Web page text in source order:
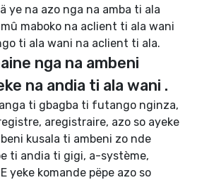
ye na azo nga na amba ti ala
maboko na aclient ti ala wani
ti ala wani na aclient ti ala.
nga na ambeni
na andia ti ala wani .
ti gbagba ti futango nginza,
aregistraire, azo so ayeke
kusala ti ambeni zo nde
ti andia ti gigi, a-système,
yeke komande pëpe azo so